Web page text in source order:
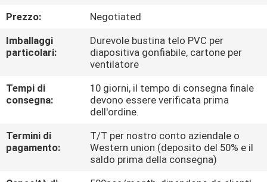
CONTROLLO
DI
QUALITÀ
COMPANY
MAPPA
Prezzo:
Negotiated
Imballaggi
particolari:
Durevole bustina telo PVC per
diapositiva gonfiabile, cartone per
ventilatore
Tempi di
consegna:
10 giorni, il tempo di consegna finale
devono essere verificata prima
dell'ordine.
Termini di
pagamento:
T/T per nostro conto aziendale o
Western union (deposito del 50% e il
saldo prima della consegna)